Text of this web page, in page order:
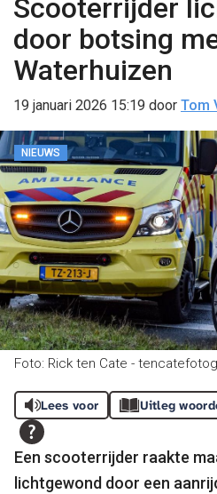
Scooterrijder
door botsing
Waterhuizen
19 januari 2026 15:19 door Tom
NIEUWS
Foto: Rick ten Cate -
Lees voor Uitleg
Een scooterrijder raakte
lichtgewond door een